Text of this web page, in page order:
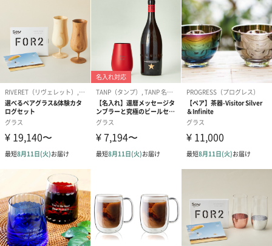
フォント1（0円） フォント2（0円） フォント3（0